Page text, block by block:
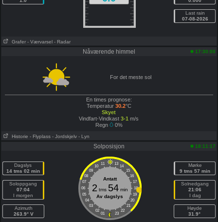
Last rain
07-08-2026
Grafer - Værvarsel - Radar
Nåværende himmel 17:30:00
For det meste sol
En times prognose:
Temperatur 30.2°C
Skyet
Vindfart-Vindkast 3-1 m/s
Regn
0%
Historie - Flyplass - Jordskjelv - Lyn
Solposisjon 18:11:17
Dagslys
14 tms 02 min
Soloppgang
07:04
I morgen
Azimuth
263.9° V
11 13
10
14
09
15
08
16
07
17
06
18
05
19
04
20
03
21
02
22
01 23
Antatt
2 tms 54min
Av dagslys
Mørke
9 tms 57 min
Solnedgang
21:06
I dag
Høyde
31.9°